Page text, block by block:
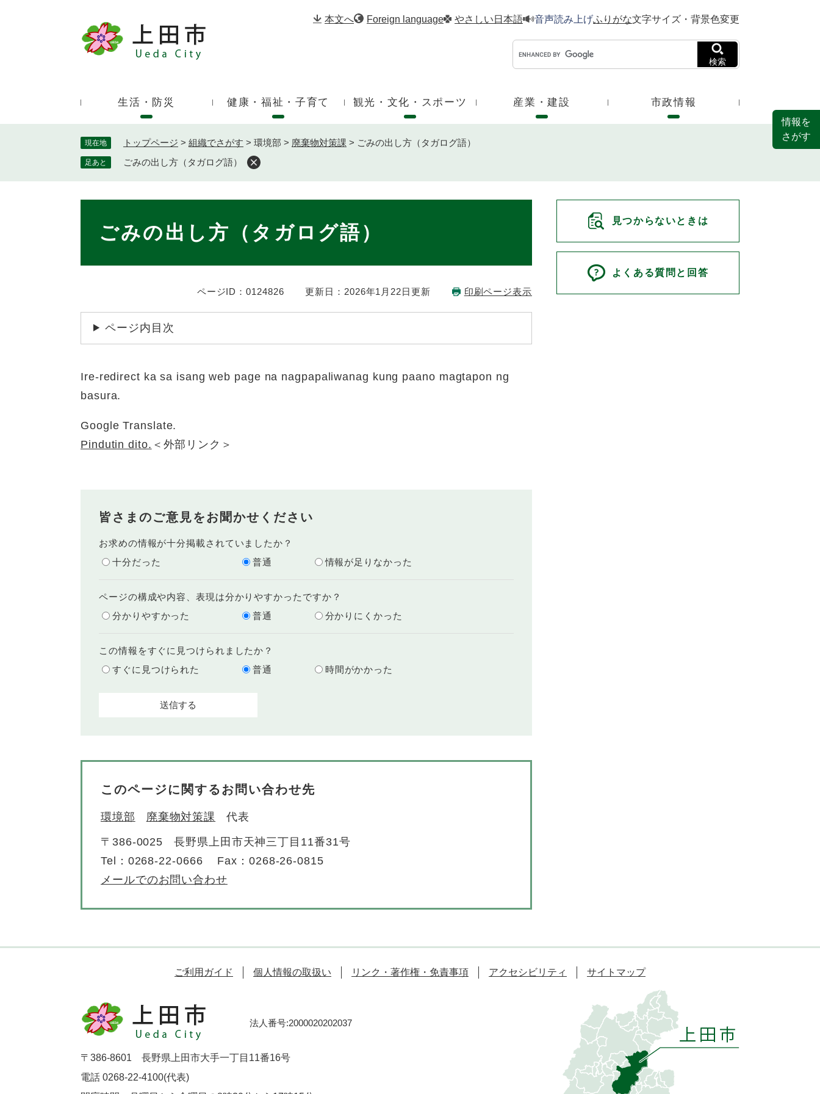
。
本文へ Foreign language やさしい日本語 音声読み上げふりがな文字サイズ・背景色変更
ド
検索
生活・防災 健康・福祉・子育て 観光・文化・スポーツ 産業・建設 市政情報
現在地 トップページ > 組織でさがす > 環境部 > 廃棄物対策課 > ごみの出し方（タガログ語）
足あと ごみの出し方（タガログ語）
ごみの出し方（タガログ語）
ページID：0124826 更新日：2026年1月22日更新 印刷ページ表示
ページ内目次
Ire-redirect ka sa isang web page na nagpapaliwanag kung paano magtapon ng
basura.
Google Translate.
Pindutin dito. ＜外部リンク＞
皆さまのご意見をお聞かせください
お求めの情報が十分掲載されていましたか？
十分だった
普通 情報が足りなかった
ページの構成や内容、表現は分かりやすかったですか？
分かりやすかった
普通 分かりにくかった
この情報をすぐに見つけられましたか？
すぐに見つけられた
普通 時間がかかった
このページに関するお問い合わせ先
環境部 廃棄物対策課 代表
〒386-0025
長野県上田市天神三丁目11番31号
Tel：0268-22-0666
Fax：0268-26-0815
メールでのお問い合わせ
見つからないときは
よくある質問と回答
情報を
さがす
ご利用ガイド 個人情報の取扱い リンク・著作権・免責事項 アクセシビリティ サイトマップ
法人番号:2000020202037
〒386-8601 長野県上田市大手一丁目11番16号
電話 0268-22-4100(代表)